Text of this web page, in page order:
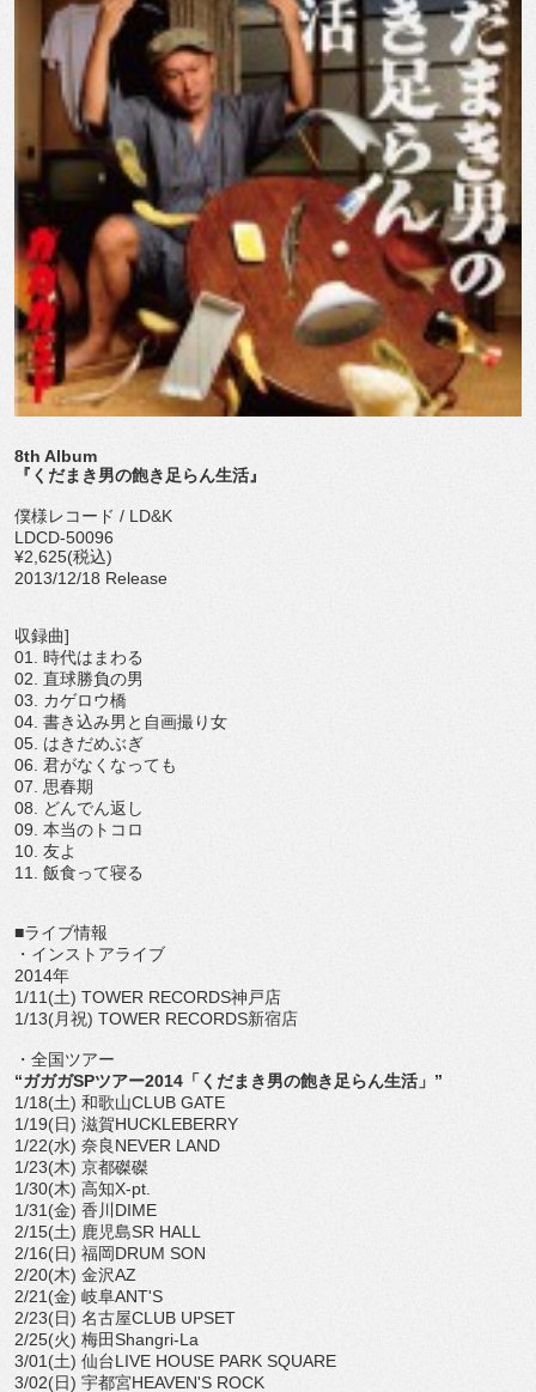
8th Album
『くだまき男の飽き足らん生活』
僕様レコード / LD&K
LDCD-50096
¥2,625(税込)
2013/12/18 Release
収録曲]
01. 時代はまわる
02. 直球勝負の男
03. カゲロウ橋
04. 書き込み男と自画撮り女
05. はきだめぶぎ
06. 君がなくなっても
07. 思春期
08. どんでん返し
09. 本当のトコロ
10. 友よ
11. 飯食って寝る
■ライブ情報
・インストアライブ
2014年
1/11(土) TOWER RECORDS神戸店
1/13(月祝) TOWER RECORDS新宿店
・全国ツアー
“ガガガSPツアー2014「くだまき男の飽き足らん生活」”
1/18(土) 和歌山CLUB GATE
1/19(日) 滋賀HUCKLEBERRY
1/22(水) 奈良NEVER LAND
1/23(木) 京都磔磔
1/30(木) 高知X-pt.
1/31(金) 香川DIME
2/15(土) 鹿児島SR HALL
2/16(日) 福岡DRUM SON
2/20(木) 金沢AZ
2/21(金) 岐阜ANT'S
2/23(日) 名古屋CLUB UPSET
2/25(火) 梅田Shangri-La
3/01(土) 仙台LIVE HOUSE PARK SQUARE
3/02(日) 宇都宮HEAVEN'S ROCK